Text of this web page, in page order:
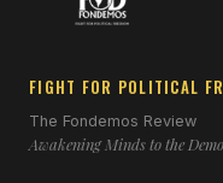
FIGHT FOR POLITICAL
The Fondemos Review
Awakening Minds to the